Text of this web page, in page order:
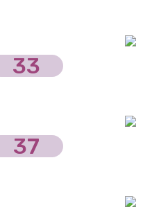
33
37